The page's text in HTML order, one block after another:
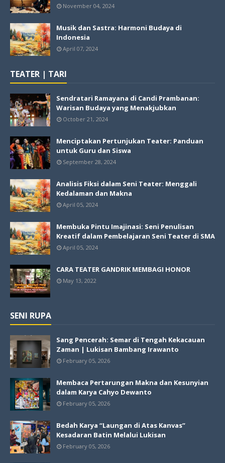
November 04, 2024
Musik dan Sastra: Harmoni Budaya di
Indonesia
April 07, 2024
TEATER | TARI
Sendratari Ramayana di Candi Prambanan:
Warisan Budaya yang Menakjubkan
October 21, 2024
Menciptakan Pertunjukan Teater: Panduan
untuk Guru dan Siswa
September 28, 2024
Analisis Fiksi dalam Seni Teater: Menggali
Kedalaman dan Makna
April 05, 2024
Membuka Pintu Imajinasi: Seni Penulisan
Kreatif dalam Pembelajaran Seni Teater di SMA
April 05, 2024
CARA TEATER GANDRIK MEMBAGI HONOR
May 13, 2022
SENI RUPA
Sang Pencerah: Semar di Tengah Kekacauan
Zaman | Lukisan Bambang Irawanto
February 05, 2026
Membaca Pertarungan Makna dan Kesunyian
dalam Karya Cahyo Dewanto
February 05, 2026
Bedah Karya “Laungan di Atas Kanvas”
Kesadaran Batin Melalui Lukisan
February 05, 2026